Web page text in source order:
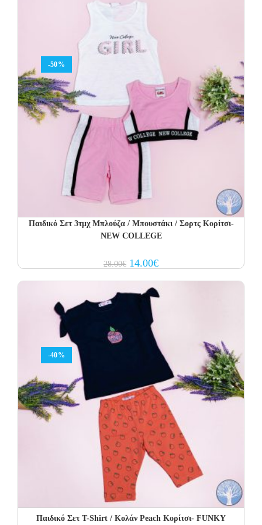
-50%
Παιδικό Σετ 3τμχ Μπλούζα / Μπουστάκι / Σορτς Κορίτσι-
NEW COLLEGE
28.00€ Original
price
28.00€.
14.00€Current
price
-40%
Παιδικό Σετ Τ-Shirt / Κολάν Peach Κορίτσι- FUNKY